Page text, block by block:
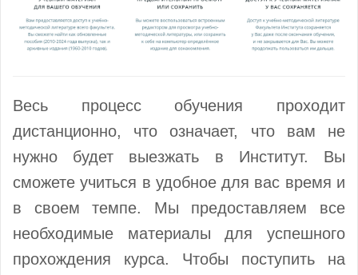
Весь процесс обучения проходит
дистанционно, что означает, что вам не
нужно будет выезжать в Институт. Вы
сможете учиться в удобное для вас время и
в своем темпе. Мы предоставляем все
необходимые материалы для успешного
прохождения курса. Чтобы поступить на